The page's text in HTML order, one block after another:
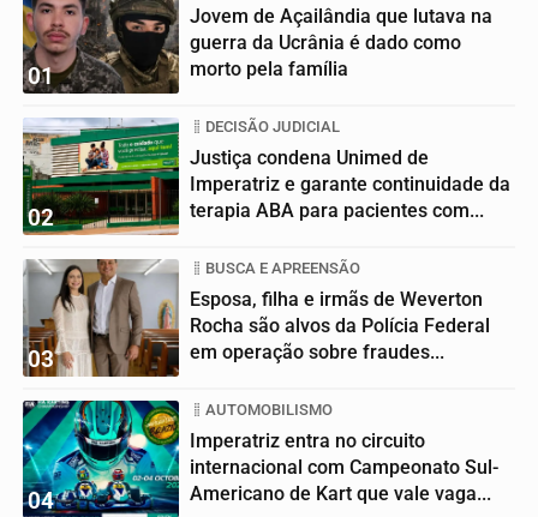
01
Jovem de Açailândia que lutava na
guerra da Ucrânia é dado como
morto pela família
02
DECISÃO JUDICIAL
Justiça condena Unimed de
Imperatriz e garante continuidade da
terapia ABA para pacientes com...
03
BUSCA E APREENSÃO
Esposa, filha e irmãs de Weverton
Rocha são alvos da Polícia Federal
em operação sobre fraudes...
04
AUTOMOBILISMO
Imperatriz entra no circuito
internacional com Campeonato Sul-
Americano de Kart que vale vaga...